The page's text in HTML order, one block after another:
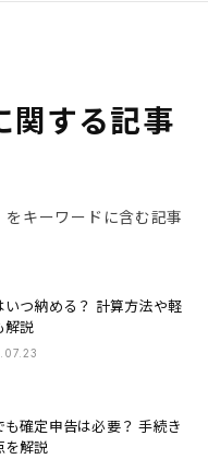
関する記事
キーワードに含む記事
つ納める？ 計算方法や軽
解説
確定申告は必要？ 手続き
を解説